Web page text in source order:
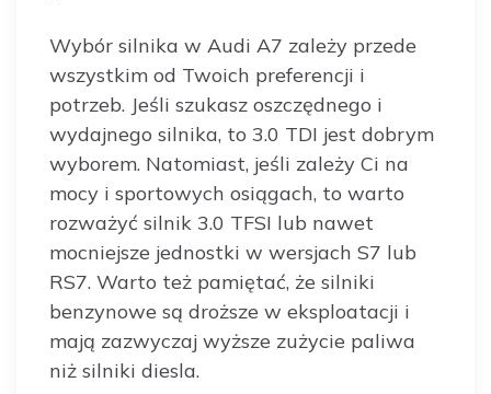
Wybór silnika w Audi A7 zależy przede
wszystkim od Twoich preferencji i
potrzeb. Jeśli szukasz oszczędnego i
wydajnego silnika, to 3.0 TDI jest dobrym
wyborem. Natomiast, jeśli zależy Ci na
mocy i sportowych osiągach, to warto
rozważyć silnik 3.0 TFSI lub nawet
mocniejsze jednostki w wersjach S7 lub
RS7. Warto też pamiętać, że silniki
benzynowe są droższe w eksploatacji i
mają zazwyczaj wyższe zużycie paliwa
niż silniki diesla.